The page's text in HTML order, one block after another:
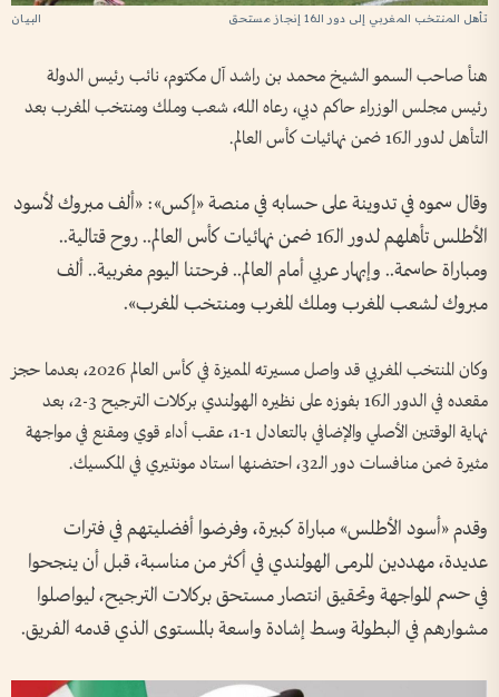
تأهل المنتخب المغربي إلى دور الـ16 إنجاز مستحق
هنأ صاحب السمو الشيخ محمد بن راشد آل مكتوم، نائب رئيس الدولة
رئيس مجلس الوزراء حاكم دبي، رعاه الله، شعب وملك ومنتخب المغرب بعد
التأهل لدور الـ16 ضمن نهائيات كأس العالم.
وقال سموه في تدوينة على حسابه في منصة «إكس»: «ألف مبروك لأسود
الأطلس تأهلهم لدور الـ16 ضمن نهائيات كأس العالم.. روح قتالية..
ومباراة حاسمة.. وإبهار عربي أمام العالم.. فرحتنا اليوم مغربية.. ألف
مبروك لشعب المغرب وملك المغرب ومنتخب المغرب».
وكان المنتخب المغربي قد واصل مسيرته المميزة في كأس العالم 2026، بعدما حجز
مقعده في الدور الـ16 بفوزه على نظيره الهولندي بركلات الترجيح 3-2، بعد
نهاية الوقتين الأصلي والإضافي بالتعادل 1-1، عقب أداء قوي ومقنع في مواجهة
مثيرة ضمن منافسات دور الـ32، احتضنها استاد مونتيري في المكسيك.
وقدم «أسود الأطلس» مباراة كبيرة، وفرضوا أفضليتهم في فترات
عديدة، مهددين المرمى الهولندي في أكثر من مناسبة، قبل أن ينجحوا
في حسم المواجهة وتحقيق انتصار مستحق بركلات الترجيح، ليواصلوا
مشوارهم في البطولة وسط إشادة واسعة بالمستوى الذي قدمه الفريق.